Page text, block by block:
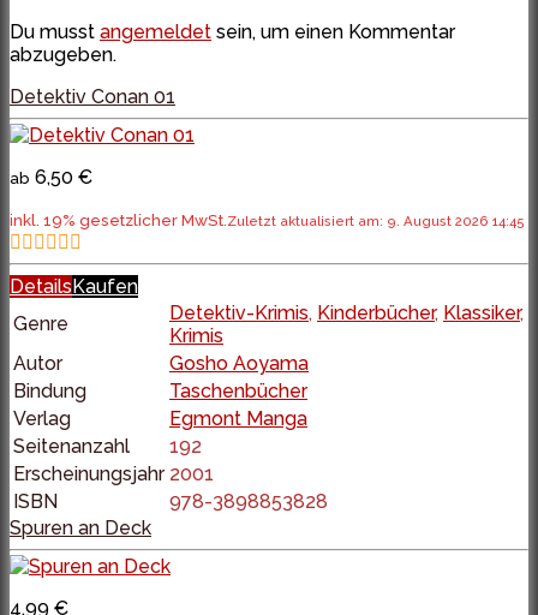
Du musst angemeldet sein, um einen Kommentar
abzugeben.
Detektiv Conan 01
ab 6,50 €
inkl. 19% gesetzlicher MwSt.Zuletzt aktualisiert am: 9. August 2026 14:45
Details Kaufen
Genre
Detektiv-Krimis, Kinderbücher, Klassiker,
Krimis
Autor
Gosho Aoyama
Bindung
Taschenbücher
Verlag
Egmont Manga
Seitenanzahl
192
Erscheinungsjahr 2001
ISBN
978-3898853828
Spuren an Deck
4,99 €